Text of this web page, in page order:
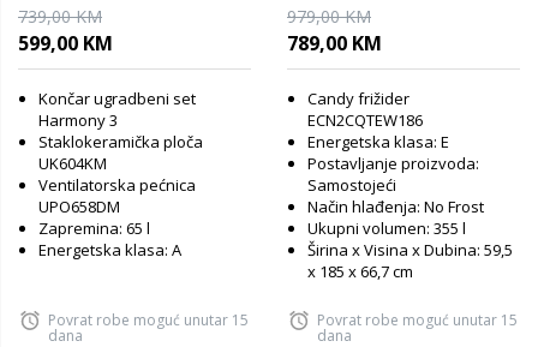
739,00 KM
599,00 KM
Končar ugradbeni set
Harmony 3
Staklokeramička ploča
UK604KM
Ventilatorska pećnica
UPO658DM
Zapremina: 65 l
Energetska klasa: A
Povrat robe moguć unutar 15
dana
979,00 KM
789,00 KM
Candy frižider
ECN2CQTEW186
Energetska klasa: E
Postavljanje proizvoda:
Samostojeći
Način hlađenja: No Frost
Ukupni volumen: 355 l
Širina x Visina x Dubina: 59,5
x 185 x 66,7 cm
Povrat robe moguć unutar 15
dana